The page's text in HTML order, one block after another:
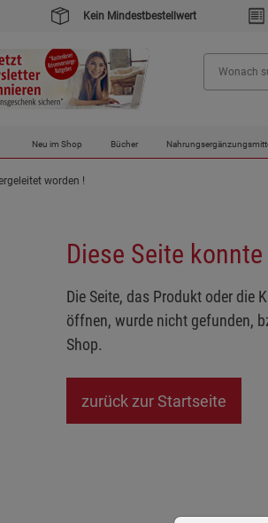
Kein Mindestbestellwert
Neu im Shop Bücher
worden !
Diese Seite
Die Seite, das Produkt oder die
öffnen, wurde nicht gefunden,
Shop.
zurück zur Startseite